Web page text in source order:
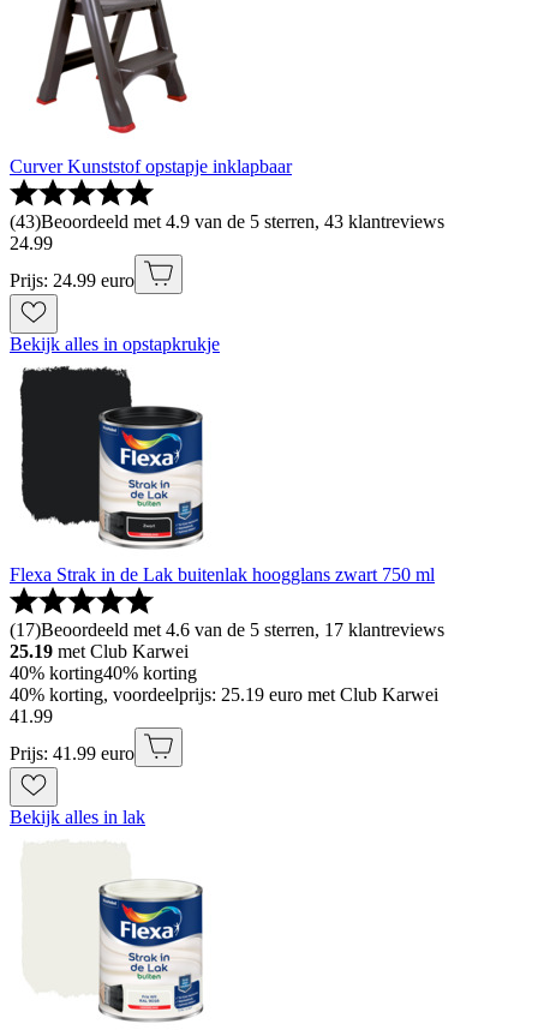
Curver Kunststof opstapje inklapbaar
(43)Beoordeeld met 4.9 van de 5 sterren, 43 klantreviews
24.99
Prijs: 24.99 euro
Bekijk alles in opstapkrukje
Flexa Strak in de Lak buitenlak hoogglans zwart 750 ml
(17)Beoordeeld met 4.6 van de 5 sterren, 17 klantreviews
25.19 met Club Karwei
40% korting40% korting
40% korting, voordeelprijs: 25.19 euro met Club Karwei
41 .99
Prijs: 41.99 euro
Bekijk alles in lak